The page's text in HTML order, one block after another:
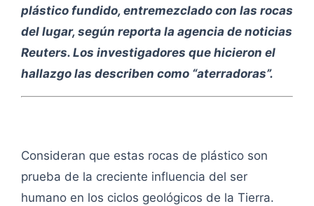
plástico fundido, entremezclado con las rocas
del lugar, según reporta la agencia de noticias
Reuters. Los investigadores que hicieron el
hallazgo las describen como “aterradoras”.
Consideran que estas rocas de plástico son
prueba de la creciente influencia del ser
humano en los ciclos geológicos de la Tierra.